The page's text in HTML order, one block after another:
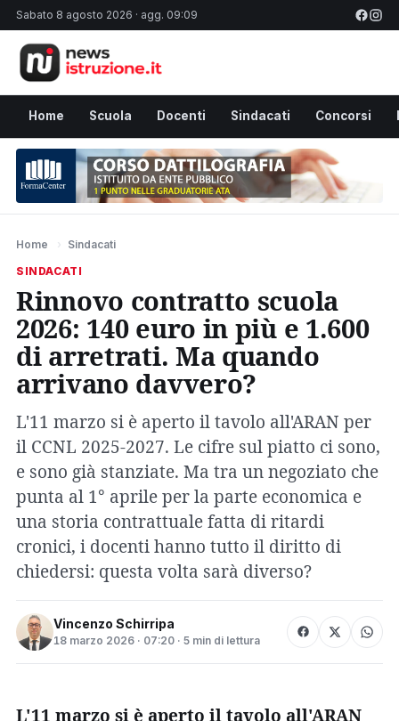
Sabato 8 agosto 2026 · agg. 09:09
Home Scuola Docenti Sindacati Concorsi
Home › Sindacati
SINDACATI
Rinnovo contratto scuola
2026: 140 euro in più e 1.600
di arretrati. Ma quando
arrivano davvero?
L'11 marzo si è aperto il tavolo all'ARAN per
il CCNL 2025-2027. Le cifre sul piatto ci sono,
e sono già stanziate. Ma tra un negoziato che
punta al 1° aprile per la parte economica e
una storia contrattuale fatta di ritardi
cronici, i docenti hanno tutto il diritto di
chiedersi: questa volta sarà diverso?
Vincenzo Schirripa
18 marzo 2026 · 07:20 · 5 min di lettura
L'11 marzo si è aperto il tavolo all'ARAN